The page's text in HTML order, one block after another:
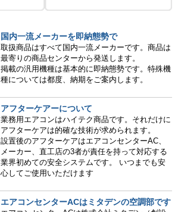
国内一流メーカーを即納態勢で
取扱商品はすべて国内一流メーカーです。商品は
最寄りの商品センターから発送します。
掲載の汎用機種は基本的に即納態勢です。特殊機
種については都度、納期をご案内します。
アフターケアーについて
業務用エアコンはハイテク商品です。それだけに
アフターケアは的確な技術が求められます。
設置後のアフターケアはエアコンセンターAC、
メーカー、直工店の3者が責任を持って対応する
業界初めての安全システムです。 いつまでも安
心してご使用いただけます
エアコンセンターACはミタデンの空調部です